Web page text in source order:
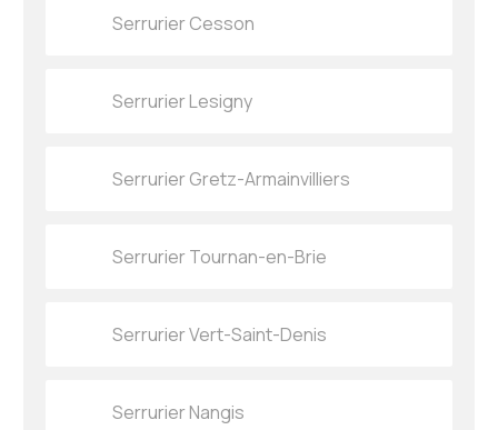
Serrurier Cesson
Serrurier Lesigny
Serrurier Gretz-Armainvilliers
Serrurier Tournan-en-Brie
Serrurier Vert-Saint-Denis
Serrurier Nangis